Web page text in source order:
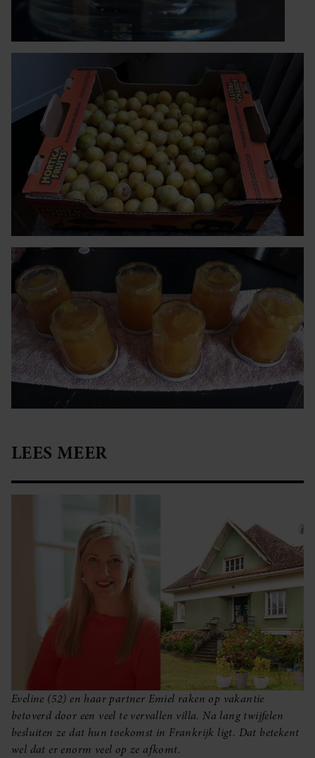
LEES MEER
Eveline (52) en haar partner Emiel raken op vakantie
betoverd door een veel te vervallen villa. Na lang twijfelen
besluiten ze dat hun toekomst in Frankrijk ligt. Dat betekent
wel dat er enorm veel op ze afkomt.